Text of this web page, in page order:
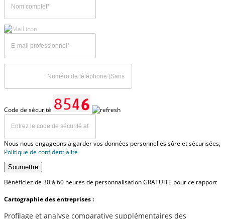
Code de sécurité
Nous nous engageons à garder vos données personnelles sûre et sécurisées,
Politique de confidentialité
Soumettre
Bénéficiez de 30 à 60 heures de personnalisation GRATUITE pour ce rapport
Cartographie des entreprises :
Profilage et analyse comparative supplémentaires des